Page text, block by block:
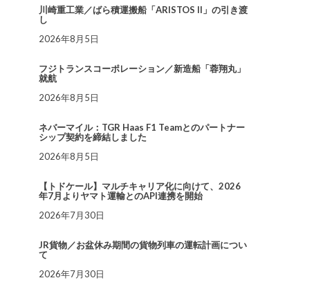
川崎重工業／ばら積運搬船「ARISTOS II」の引き渡
し
2026年8月5日
フジトランスコーポレーション／新造船「蓉翔丸」
就航
2026年8月5日
ネバーマイル：TGR Haas F1 Teamとのパートナー
シップ契約を締結しました
2026年8月5日
【トドケール】マルチキャリア化に向けて、2026
年7月よりヤマト運輸とのAPI連携を開始
2026年7月30日
JR貨物／お盆休み期間の貨物列車の運転計画につい
て
2026年7月30日